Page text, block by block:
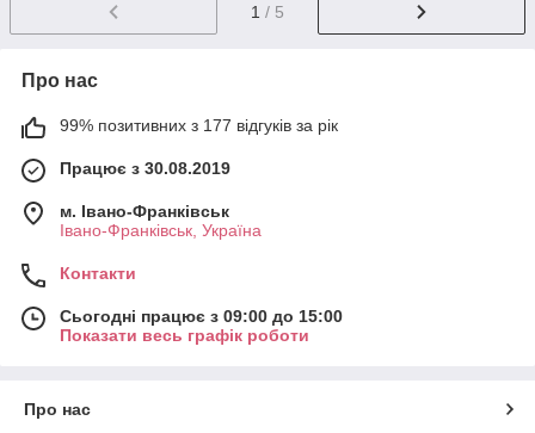
1 / 5
Про нас
99% позитивних з 177 відгуків за рік
Працює з 30.08.2019
м. Івано-Франківськ
Івано-Франківськ, Україна
Контакти
Сьогодні працює з 09:00 до 15:00
Показати весь графік роботи
Про нас